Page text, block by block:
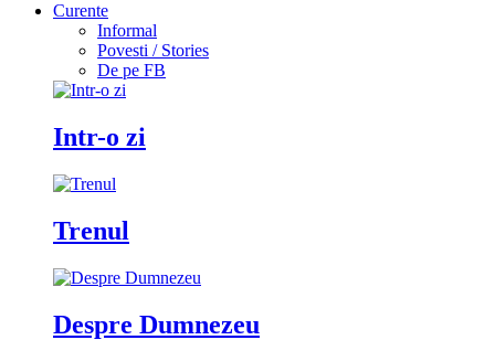
Curente
Informal
Povesti / Stories
De pe FB
Intr-o zi
Trenul
Despre Dumnezeu